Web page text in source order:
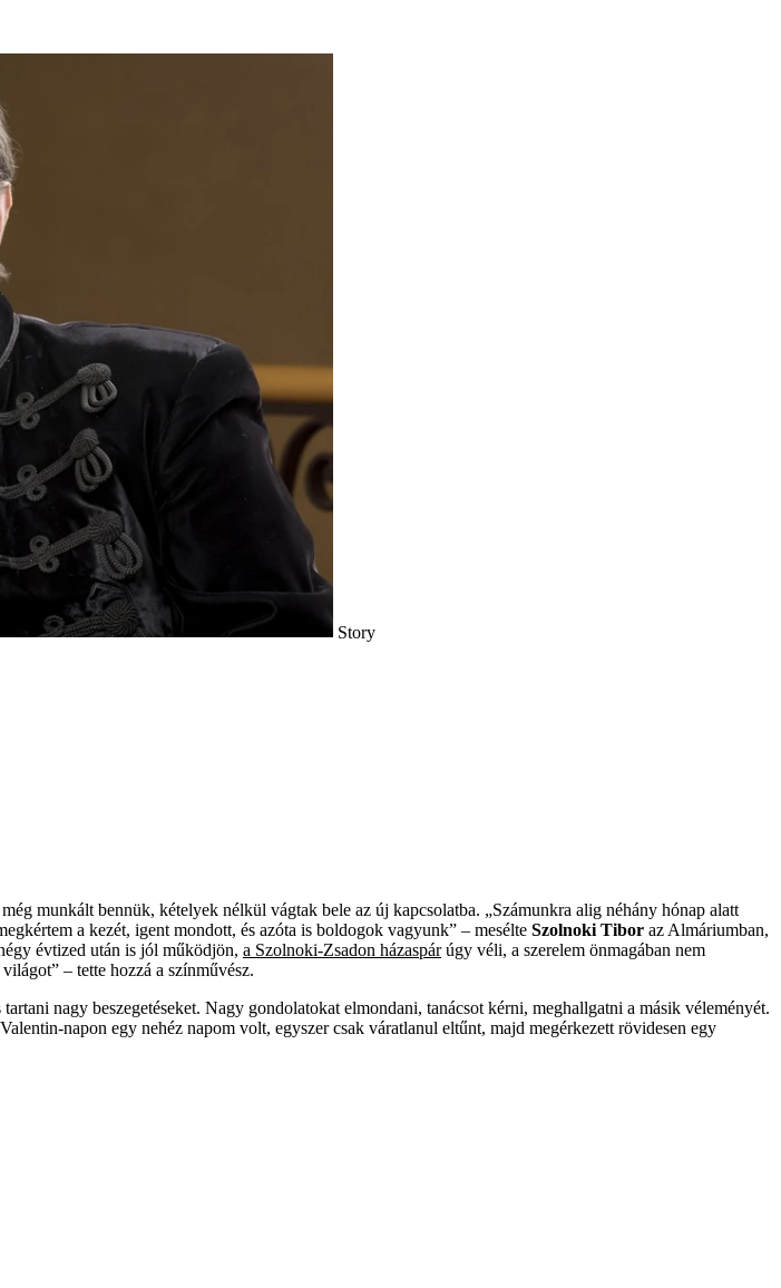
Story
munkált bennük, kételyek nélkül vágtak bele az új kapcsolatba. „Számunkra alig néhány hónap alatt
a kezét, igent mondott, és azóta is boldogok vagyunk” – mesélte Szolnoki Tibor az Almáriumban,
évtized után is jól működjön, a Szolnoki-Zsadon házaspárúgy véli, a szerelem önmagában nem
– tette hozzá a színművész.
nagy beszegetéseket. Nagy gondolatokat elmondani, tanácsot kérni, meghallgatni a másik véleményét.
napon egy nehéz napom volt, egyszer csak váratlanul eltűnt, majd megérkezett rövidesen egy